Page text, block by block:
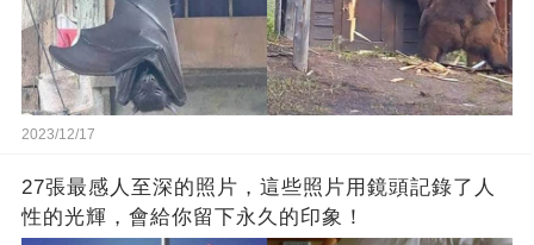
2023/12/17
27張最感人至深的照片，這些照片用鏡頭記錄了人
性的光輝，會給你留下永久的印象！